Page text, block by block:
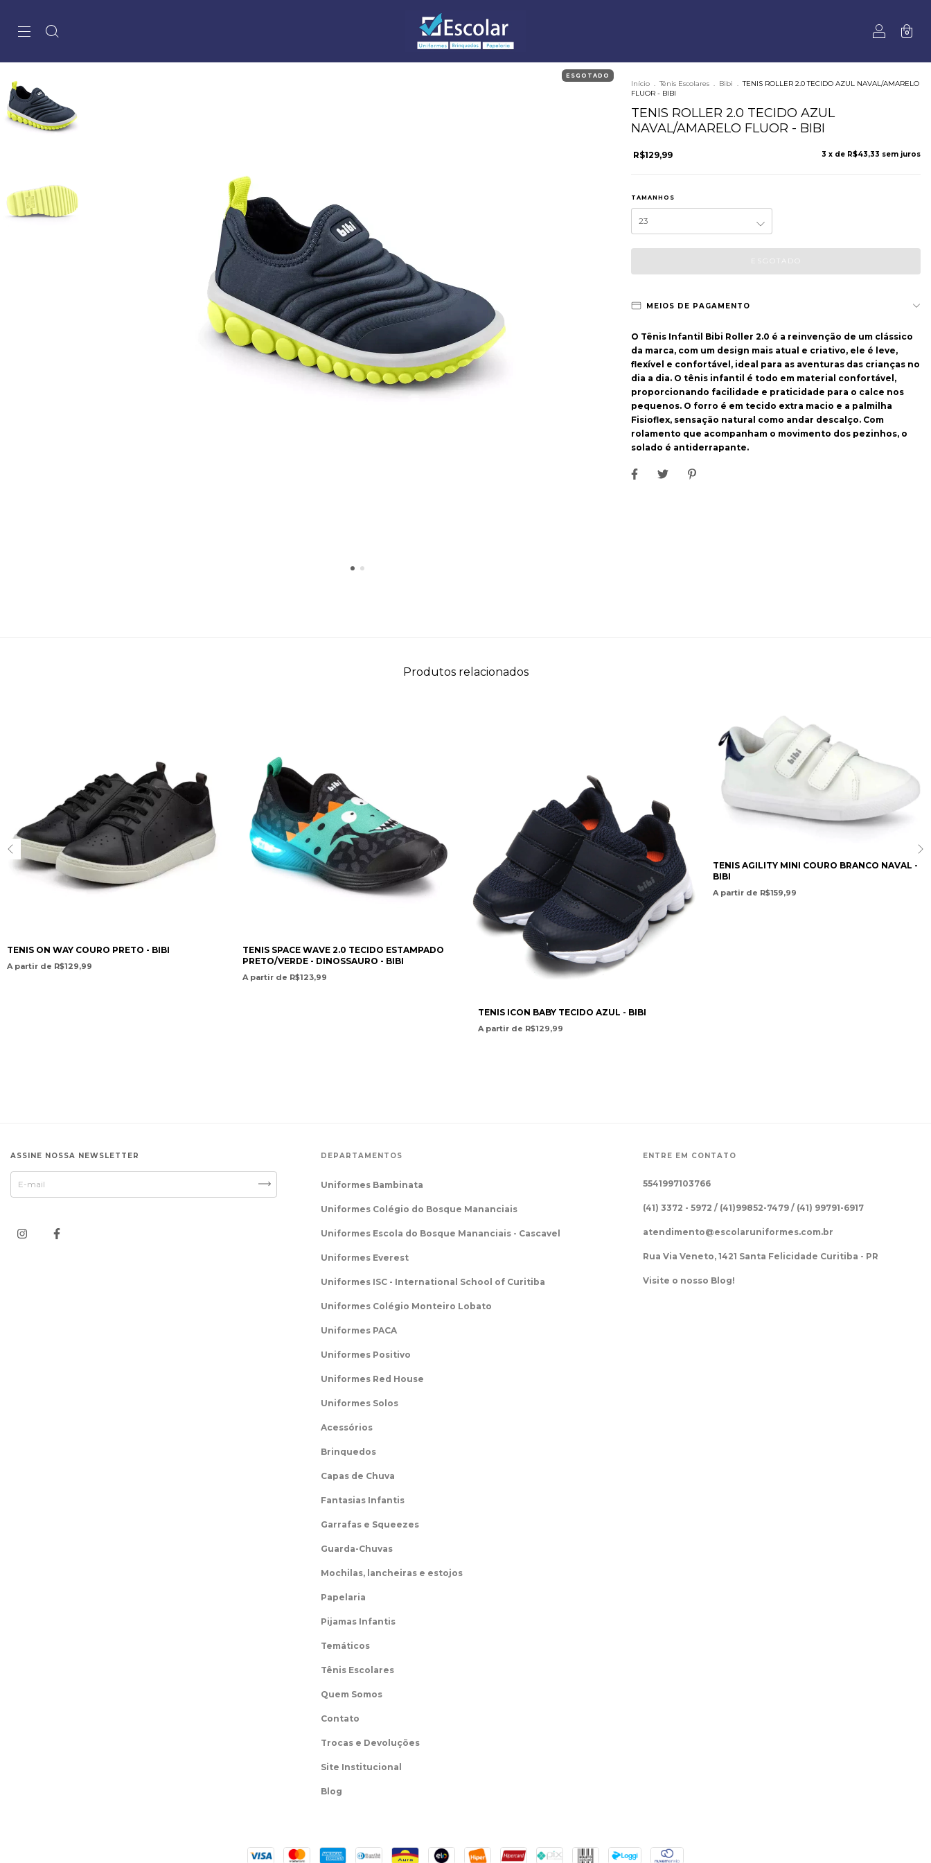
0
ESGOTADO
Início . Tênis Escolares . Bibi . TENIS ROLLER 2.0 TECIDO AZUL NAVAL/AMARELO
FLUOR - BIBI
TENIS ROLLER 2.0 TECIDO AZUL
NAVAL/AMARELO FLUOR - BIBI
R$129,99 3 x de R$43,33 sem juros
TAMANHOS
MEIOS DE PAGAMENTO
O Tênis Infantil Bibi Roller 2.0 é a reinvenção de um clássico
da marca, com um design mais atual e criativo, ele é leve,
flexível e confortável, ideal para as aventuras das crianças no
dia a dia. O tênis infantil é todo em material confortável,
proporcionando facilidade e praticidade para o calce nos
pequenos. O forro é em tecido extra macio e a palmilha
Fisioflex, sensação natural como andar descalço. Com
rolamento que acompanham o movimento dos pezinhos, o
solado é antiderrapante.
Produtos relacionados
TENIS ON WAY COURO PRETO - BIBI
A partir de R$129,99
TENIS SPACE WAVE 2.0 TECIDO ESTAMPADO
PRETO/VERDE - DINOSSAURO - BIBI
A partir de R$123,99
TENIS ICON BABY TECIDO AZUL - BIBI
A partir de R$129,99
TENIS AGILITY MINI COURO BRANCO NAVAL -
BIBI
A partir de R$159,99
ASSINE NOSSA NEWSLETTER DEPARTAMENTOS
Uniformes Bambinata
Uniformes Colégio do Bosque Mananciais
Uniformes Escola do Bosque Mananciais - Cascavel
Uniformes Everest
Uniformes ISC - International School of Curitiba
Uniformes Colégio Monteiro Lobato
Uniformes PACA
Uniformes Positivo
Uniformes Red House
Uniformes Solos
Acessórios
Brinquedos
Capas de Chuva
Fantasias Infantis
Garrafas e Squeezes
Guarda-Chuvas
Mochilas, lancheiras e estojos
Papelaria
Pijamas Infantis
Temáticos
Tênis Escolares
Quem Somos
Contato
Trocas e Devoluções
Site Institucional
Blog
ENTRE EM CONTATO
5541997103766
(41) 3372 - 5972 / (41)99852-7479 / (41) 99791-6917
atendimento@escolaruniformes.com.br
Rua Via Veneto, 1421 Santa Felicidade Curitiba - PR
Visite o nosso Blog!